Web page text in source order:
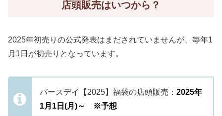
店頭販売はいつから？
2025年初売りの公式発表はまだされていませんが、毎年1
月1日が初売りとなっています。
バースデイ【2025】福袋の店頭販売： 2025年
1月1日(月)～ ※予想